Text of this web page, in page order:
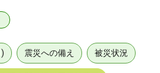
震災への備え 被災状況